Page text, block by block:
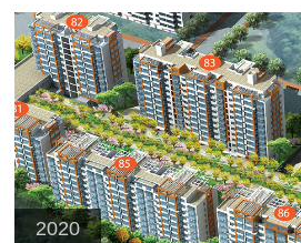
2020